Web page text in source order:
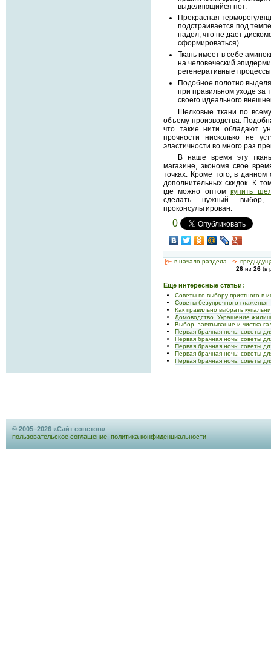
выделяющийся пот.
Прекрасная
подстраивается под
надел, что не дает
сформироваться).
Ткань имеет в себе
на человеческий
регенеративные
Подобное полотно
при правильном уходе за
своего идеального
Шелковые ткани по
объему производства.
что такие нити обладают
прочности нисколько не
эластичности во много раз
В наше время эту
магазине, экономя свое
точках. Кроме того, в
дополнительных скидок. К
где можно оптомкупить
сделать нужный
проконсультирован.
0
[<— в начало раздела <-
26из 26(в
Ещё интересные статьи:
Советы по выбору приятного в
Советы безупречного глаженья
Как правильно выбрать
Домоводство. Украшение
Выбор, завязывание и чистка
Первая брачная ночь: советы
Первая брачная ночь: советы
Первая брачная ночь: советы
Первая брачная ночь: советы
Первая брачная ночь: советы
© 2005–2026 «Сайт советов»
пользовательское соглашение политика конфиденциальности